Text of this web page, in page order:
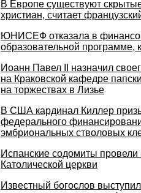
В Европе существуют
христиан, считает
ЮНИСЕФ отказала в
образовательной программе,
Иоанн Павел II назначил
на Краковской кафедре
на торжествах в Лизье
В США кардинал Киллер
федерального
эмбриональных стволовых
Испанские содомиты провели
Католической церкви
Известный богослов